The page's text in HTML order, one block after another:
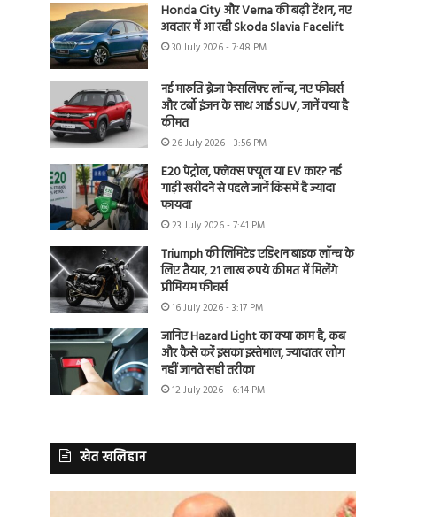
Honda City और Verna की बढ़ी टेंशन, नए
अवतार में आ रही Skoda Slavia Facelift
30 July 2026 - 7:48 PM
नई मारुति ब्रेजा फेसलिफ्ट लॉन्च, नए फीचर्स
और टर्बो इंजन के साथ आई SUV, जानें क्या है
कीमत
26 July 2026 - 3:56 PM
E20 पेट्रोल, फ्लेक्स फ्यूल या EV कार? नई
गाड़ी खरीदने से पहले जानें किसमें है ज्यादा
फायदा
23 July 2026 - 7:41 PM
Triumph की लिमिटेड एडिशन बाइक लॉन्च के
लिए तैयार, 21 लाख रुपये कीमत में मिलेंगे
प्रीमियम फीचर्स
16 July 2026 - 3:17 PM
जानिए Hazard Light का क्या काम है, कब
और कैसे करें इसका इस्तेमाल, ज्यादातर लोग
नहीं जानते सही तरीका
12 July 2026 - 6:14 PM
खेत खलिहान